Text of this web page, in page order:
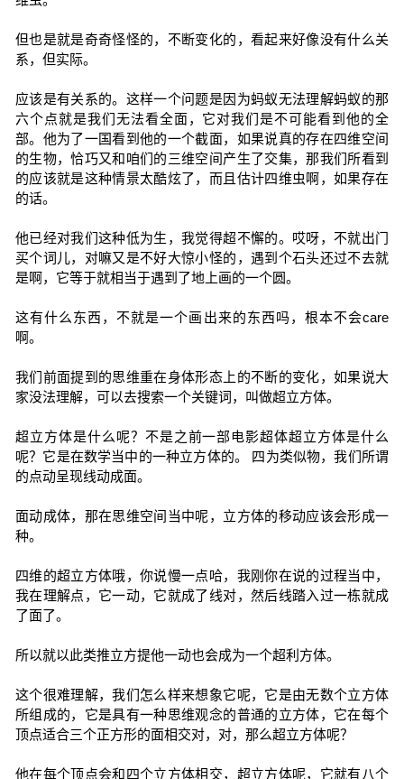
但也是就是奇奇怪怪的，不断变化的，看起来好像没有什么关
系，但实际。
应该是有关系的。这样一个问题是因为蚂蚁无法理解蚂蚁的那
六个点就是我们无法看全面，它对我们是不可能看到他的全
部。他为了一国看到他的一个截面，如果说真的存在四维空间
的生物，恰巧又和咱们的三维空间产生了交集，那我们所看到
的应该就是这种情景太酷炫了，而且估计四维虫啊，如果存在
的话。
他已经对我们这种低为生，我觉得超不懈的。哎呀，不就出门
买个词儿，对嘛又是不好大惊小怪的，遇到个石头还过不去就
是啊，它等于就相当于遇到了地上画的一个圆。
这有什么东西，不就是一个画出来的东西吗，根本不会care
啊。
我们前面提到的思维重在身体形态上的不断的变化，如果说大
家没法理解，可以去搜索一个关键词，叫做超立方体。
超立方体是什么呢？不是之前一部电影超体超立方体是什么
呢？它是在数学当中的一种立方体的。 四为类似物，我们所谓
的点动呈现线动成面。
面动成体，那在思维空间当中呢，立方体的移动应该会形成一
种。
四维的超立方体哦，你说慢一点哈，我刚你在说的过程当中，
我在理解点，它一动，它就成了线对，然后线踏入过一栋就成
了面了。
所以就以此类推立方提他一动也会成为一个超利方体。
这个很难理解，我们怎么样来想象它呢，它是由无数个立方体
所组成的，它是具有一种思维观念的普通的立方体，它在每个
顶点适合三个正方形的面相交对，对，那么超立方体呢？
他在每个顶点会和四个立方体相交，超立方体呢，它就有八个